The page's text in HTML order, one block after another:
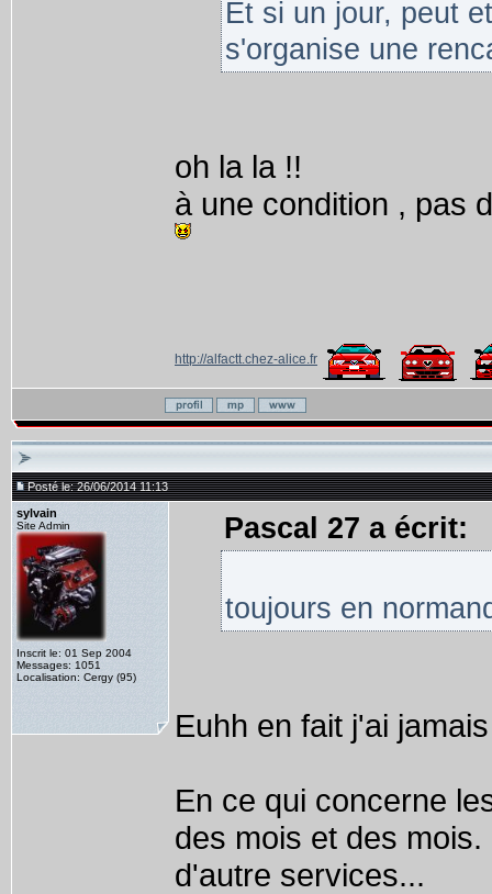
Et si un jour, peut
s'organise une
oh la la !!
à une condition , pas
http://alfactt.chez-alice.fr
Posté le: 26/06/2014 11:13
sylvain
Site Admin
Inscrit le: 01 Sep 2004
Messages: 1051
Localisation: Cergy (95)
Pascal 27 a écrit:
toujours en
Euhh en fait j'ai
En ce qui concerne
des mois et des
d'autre services...